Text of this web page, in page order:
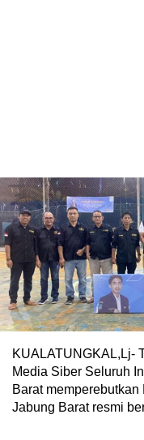
KUALATUNGKAL,Lj-
Media Siber Seluruh
Barat
Jabung Barat resmi